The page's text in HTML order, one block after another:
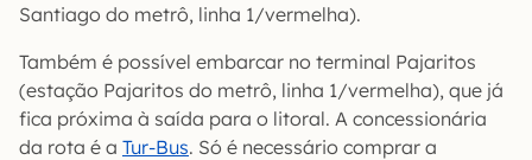
Santiago do metrô, linha 1/vermelha).
Também é possível embarcar no terminal Pajaritos
(estação Pajaritos do metrô, linha 1/vermelha), que já
fica próxima à saída para o litoral. A concessionária
da rota é a Tur-Bus. Só é necessário comprar a